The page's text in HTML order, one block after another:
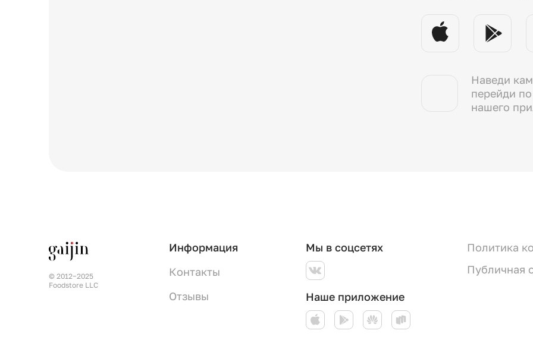
Наведи
перейди
нашего
© 2012−2025
Foodstore LLC
Информация
Контакты
Отзывы
Мы в соцсетях
Наше приложение
Политика
Публичная